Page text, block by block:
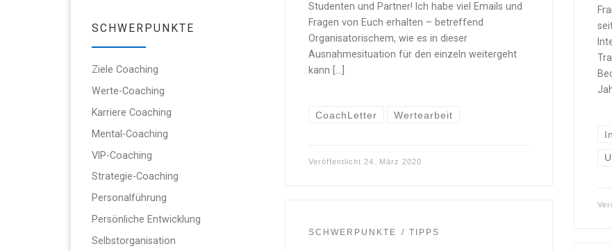
Studenten und Partner! Ich habe viel Emails und
Fragen von Euch erhalten – betreffend
Organisatorischem, wie es in dieser
Ausnahmesituation für den einzeln weitergeht
kann […]
CoachLetter Wertearbeit
Veröffentlicht 24. März 2020
SCHWERPUNKTE TIPPS
SCHWERPUNKTE
Ziele Coaching
Werte-Coaching
Karriere Coaching
Mental-Coaching
VIP-Coaching
Strategie-Coaching
Personalführung
Persönliche Entwicklung
Selbstorganisation